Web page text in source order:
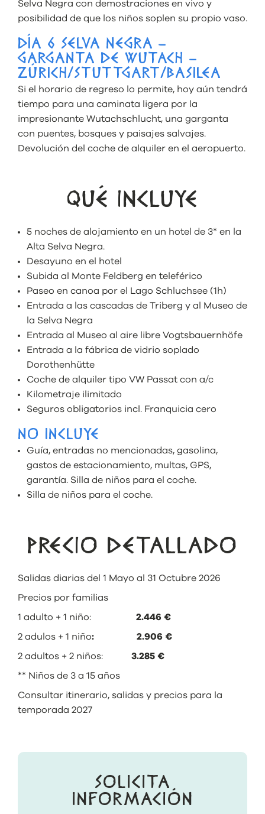
Selva Negra con demostraciones en vivo y
posibilidad de que los niños soplen su propio vaso.
DÍA 6 SELVA NEGRA –
GARGANTA DE WUTACH –
ZÚRICH/STUTTGART/BASILEA
Si el horario de regreso lo permite, hoy aún tendrá
tiempo para una caminata ligera por la
impresionante Wutachschlucht, una garganta
con puentes, bosques y paisajes salvajes.
Devolución del coche de alquiler en el aeropuerto.
QUÉ INCLUYE
5 noches de alojamiento en un hotel de 3* en la
Alta Selva Negra.
Desayuno en el hotel
Subida al Monte Feldberg en teleférico
Paseo en canoa por el Lago Schluchsee (1h)
Entrada a las cascadas de Triberg y al Museo de
la Selva Negra
Entrada al Museo al aire libre Vogtsbauernhöfe
Entrada a la fábrica de vidrio soplado
Dorothenhütte
Coche de alquiler tipo VW Passat con a/c
Kilometraje ilimitado
Seguros obligatorios incl. Franquicia cero
NO INCLUYE
Guía, entradas no mencionadas, gasolina,
gastos de estacionamiento, multas, GPS,
garantía. Silla de niños para el coche.
Silla de niños para el coche.
PRECIO DETALLADO
Salidas diarias del 1 Mayo al 31 Octubre 2026
Precios por familias
1 adulto + 1 niño: 2.446 €
2 adulos + 1 niño: 2.906 €
2 adultos + 2 niños: 3.285 €
** Niños de 3 a 15 años
Consultar itinerario, salidas y precios para la
temporada 2027
SOLICITA
INFORMACIÓN